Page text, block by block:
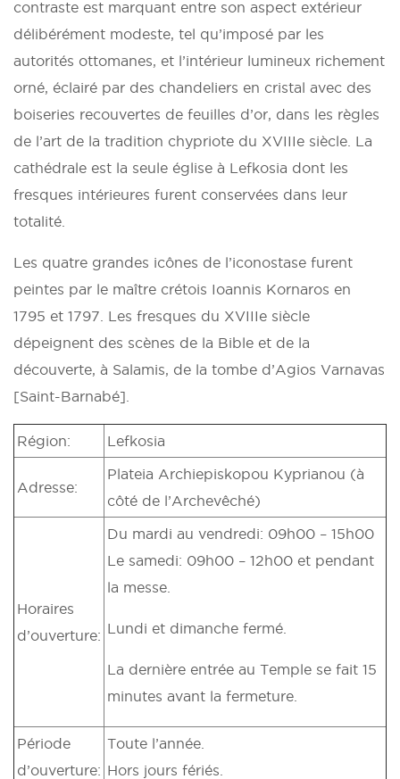
contraste est marquant entre son aspect extérieur
délibérément modeste, tel qu’imposé par les
autorités ottomanes, et l’intérieur lumineux richement
orné, éclairé par des chandeliers en cristal avec des
boiseries recouvertes de feuilles d’or, dans les règles
de l’art de la tradition chypriote du XVIIIe siècle. La
cathédrale est la seule église à Lefkosia dont les
fresques intérieures furent conservées dans leur
totalité.
Les quatre grandes icônes de l’iconostase furent
peintes par le maître crétois Ioannis Kornaros en
1795 et 1797. Les fresques du XVIIIe siècle
dépeignent des scènes de la Bible et de la
découverte, à Salamis, de la tombe d’Agios Varnavas
[Saint-Barnabé].
Région: Lefkosia
Adresse:
Plateia Archiepiskopou Kyprianou (à
côté de l’Archevêché)
Horaires
d’ouverture:
Du mardi au vendredi: 09h00 – 15h00
Le samedi: 09h00 – 12h00 et pendant
la messe.
Lundi et dimanche fermé.
La dernière entrée au Temple se fait 15
minutes avant la fermeture.
Période
d’ouverture:
Toute l’année.
Hors jours fériés.